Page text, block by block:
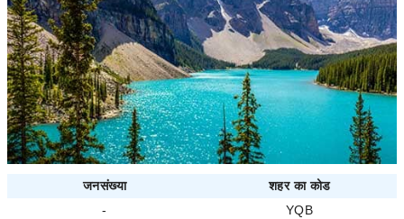
जनसंख्या
शहर का कोड
-
YQB